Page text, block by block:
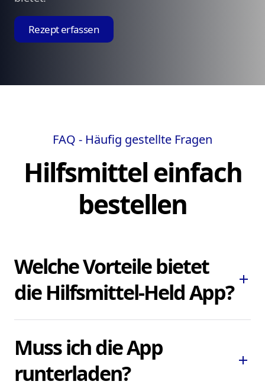
Rezept erfassen
FAQ - Häufig gestellte Fragen
Hilfsmittel einfach
bestellen
Welche Vorteile bietet
die Hilfsmittel-Held App? add
Ihnen, dringend benötigte Pflegehilfsmittel
und Hilfsmittel schnell und bequem zu
bestellen, ohne lokale Sanitätshäuser
Muss ich die App
runterladen?
add